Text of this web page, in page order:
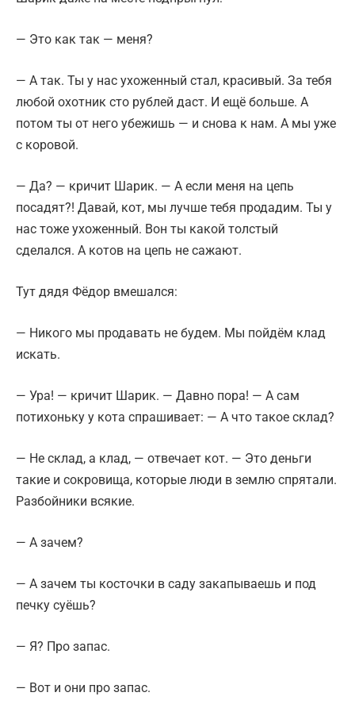
— Это как так — меня?
— А так. Ты у нас ухоженный стал, красивый. За тебя
любой охотник сто рублей даст. И ещё больше. А
потом ты от него убежишь — и снова к нам. А мы уже
с коровой.
— Да? — кричит Шарик. — А если меня на цепь
посадят?! Давай, кот, мы лучше тебя продадим. Ты у
нас тоже ухоженный. Вон ты какой толстый
сделался. А котов на цепь не сажают.
Тут дядя Фёдор вмешался:
— Никого мы продавать не будем. Мы пойдём клад
искать.
— Ура! — кричит Шарик. — Давно пора! — А сам
потихоньку у кота спрашивает: — А что такое склад?
— Не склад, а клад, — отвечает кот. — Это деньги
такие и сокровища, которые люди в землю спрятали.
Разбойники всякие.
— А зачем?
— А зачем ты косточки в саду закапываешь и под
печку суёшь?
— Я? Про запас.
— Вот и они про запас.